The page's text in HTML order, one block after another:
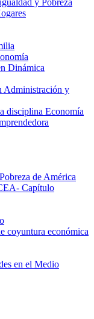
Dinámica
Administración y
disciplina Economía
de América
Capítulo
coyuntura económica
en el Medio